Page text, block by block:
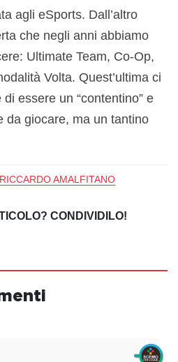
agli eSports. Dall’altro
che negli anni abbiamo
Ultimate Team, Co-Op,
Volta. Quest’ultima ci
essere un “contentino” e
da giocare, ma un tantino
RICCARDO AMALFITANO
CONDIVIDILO!